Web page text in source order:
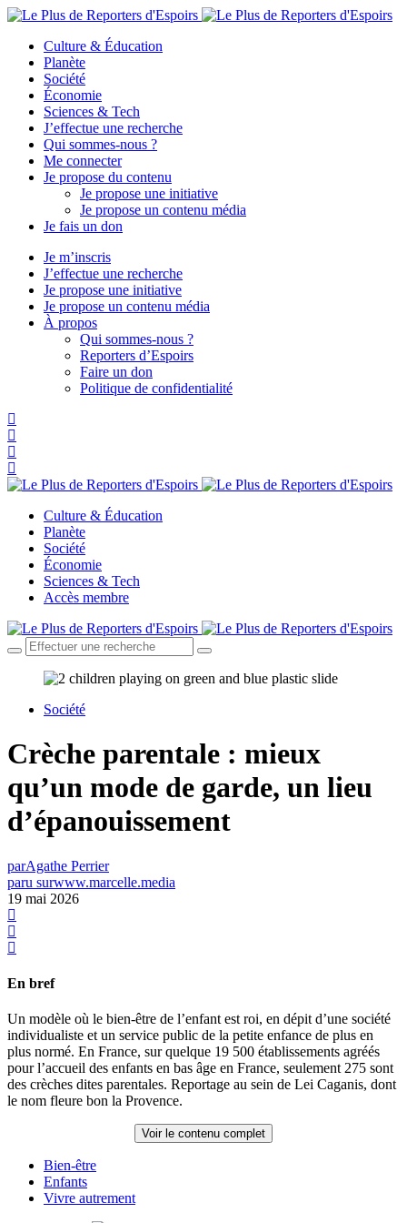
Culture & Éducation
Planète
Société
Économie
Sciences & Tech
J’effectue une recherche
Qui sommes-nous ?
Me connecter
Je propose du contenu
Je propose une initiative
Je propose un contenu média
Je fais un don
Je m’inscris
J’effectue une recherche
Je propose une initiative
Je propose un contenu média
À propos
Qui sommes-nous ?
Reporters d’Espoirs
Faire un don
Politique de confidentialité
Culture & Éducation
Planète
Société
Économie
Sciences & Tech
Accès membre
Société
Crèche parentale : mieux
qu’un mode de garde, un lieu
d’épanouissement
parAgathe Perrier
paru surwww.marcelle.media
19 mai 2026
En bref
Un modèle où le bien-être de l’enfant est roi, en dépit d’une société
individualiste et un service public de la petite enfance de plus en
plus normé. En France, sur quelque 19 500 établissements agréés
pour l’accueil des enfants en bas âge en France, seulement 275 sont
des crèches dites parentales. Reportage au sein de Lei Caganis, dont
le nom fleure bon la Provence.
Voir le contenu complet
Bien-être
Enfants
Vivre autrement